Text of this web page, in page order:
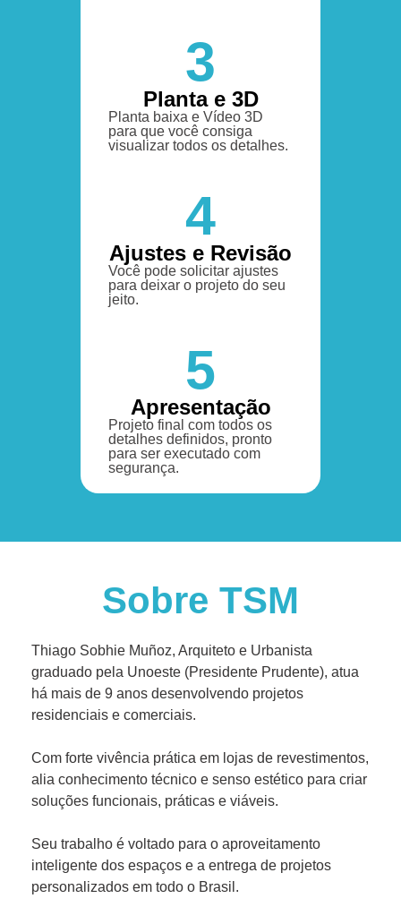
3
Planta e 3D
Planta baixa e Vídeo 3D
para que você consiga
visualizar todos os detalhes.
4
Ajustes e Revisão
Você pode solicitar ajustes
para deixar o projeto do seu
jeito.
5
Apresentação
Projeto final com todos os
detalhes definidos, pronto
para ser executado com
segurança.
Sobre TSM
Thiago Sobhie Muñoz, Arquiteto e Urbanista
graduado pela Unoeste (Presidente Prudente), atua
há mais de 9 anos desenvolvendo projetos
residenciais e comerciais.
Com forte vivência prática em lojas de revestimentos,
alia conhecimento técnico e senso estético para criar
soluções funcionais, práticas e viáveis.
Seu trabalho é voltado para o aproveitamento
inteligente dos espaços e a entrega de projetos
personalizados em todo o Brasil.